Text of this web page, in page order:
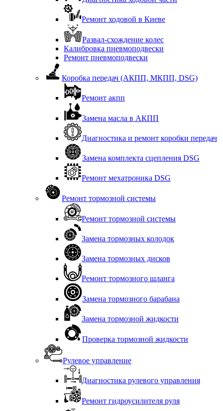
Ремонт ходовой в Киеве
Развал-схождение колес
Калибровка пневмоподвески
Ремонт пневмоподвески
Коробка передач (АКПП, МКПП, DSG)
Ремонт акпп
Замена масла в АКПП
Диагностика и ремонт коробки передач
Замена комплекта сцепления DSG
Ремонт мехатроника DSG
Ремонт тормозной системы
Ремонт тормозной системы
Замена тормозных колодок
Замена тормозных дисков
Ремонт тормозного шланга
Замена тормозного барабана
Замена тормозной жидкости
Проверка тормозной жидкости
Рулевое управление
Диагностика рулевого управления
Ремонт гидроусилителя руля